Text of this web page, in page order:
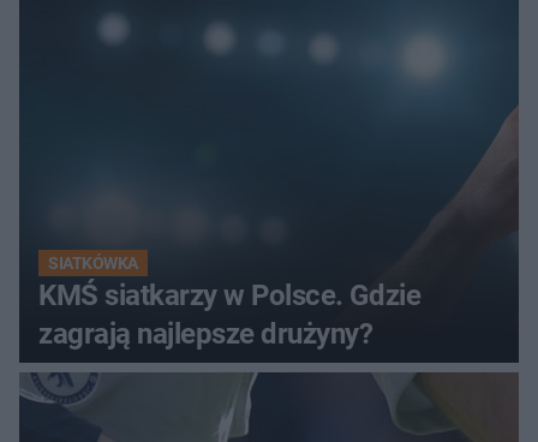
SIATKÓWKA
KMŚ siatkarzy w Polsce. Gdzie
zagrają najlepsze drużyny?